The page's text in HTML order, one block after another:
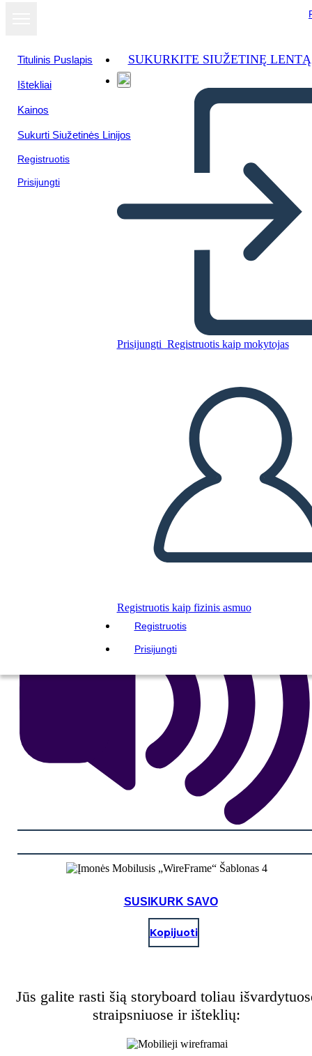
Titulinis Puslapis
Ištekliai
Kainos
Sukurti Siužetinės Linijos
Registruotis
Prisijungti
SUKURKITE SIUŽETINĘ LENTĄ
Prisijungti Registruotis kaip mokytojas
Registruotis kaip fizinis asmuo
Registruotis
Prisijungti
„WireFrame“ Šablonas 4
Nukopijuokite šią siužetinę lentą
SUKURTI SIUŽETINĘ LENTĄ
PALEISTI SKAIDRIŲ DEMONSTRACIJĄ
SKAITYK MAN
SUSIKURK SAVO
Kopijuoti
Jūs galite rasti šią storyboard toliau
straipsniuose ir išteklių: